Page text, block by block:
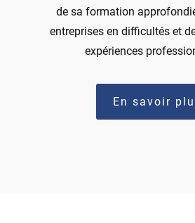
de sa formation
entreprises en difficultés et
expériences
En savoir